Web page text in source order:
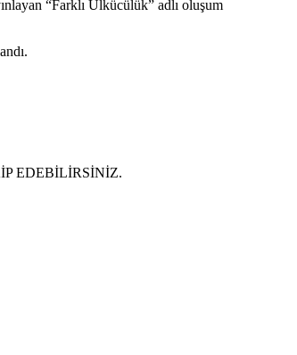
“Farklı Ülkücülük” adlı oluşum
EDEBİLİRSİNİZ.